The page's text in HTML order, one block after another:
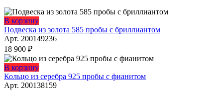
странице
товара.
В корзинуЭтот
товар
имеет
вариаций.
Опции
можно
выбрать
Подвеска из золота 585 пробы с бриллиантом
Арт. 200149236
18 900 ₽
В корзинуЭтот
товар
имеет
Кольцо из серебра 925 пробы с фианитом
Арт. 200138159